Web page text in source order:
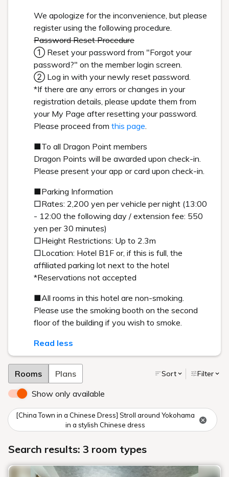
Check in - check out date
Guests
Search
[ チェックイン 15:00 / チェックアウト 11:00 ]
予約確認・キャンセル
2026年3月31日までにご予約いただいた方の予約確認・キャンセル
プラン一覧から予約
デイユース予約
プランあり
臨時更新
屋上プール #ROSEBEACHCLUB 2026年5月16日 OPEN
Pick Up
おすすめ情報